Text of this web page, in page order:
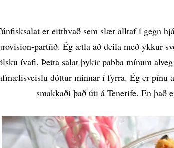
er eitthvað sem slær alltaf í gegn
partíið. Ég ætla að deila með ykkur
ívafi. Þetta salat þykir pabba mínum
dóttur minnar í fyrra. Ég er pínu
smakkaði það úti á Tenerife. En